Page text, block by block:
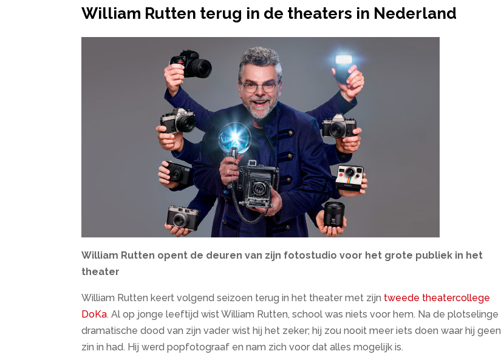
William Rutten terug in de theaters in Nederland
William Rutten opent de deuren van zijn fotostudio voor het grote publiek in het
theater
William Rutten keert volgend seizoen terug in het theater met zijn tweede theatercollege
DoKa. Al op jonge leeftijd wist William Rutten, school was niets voor hem. Na de plotselinge
dramatische dood van zijn vader wist hij het zeker; hij zou nooit meer iets doen waar hij geen
zin in had. Hij werd popfotograaf en nam zich voor dat alles mogelijk is.